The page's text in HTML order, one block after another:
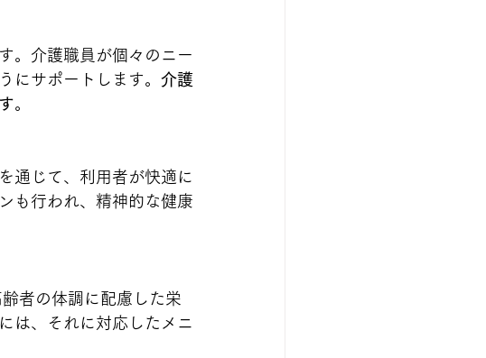
。介護職員が個々のニー
にサポートします。 介護
。
通じて、利用者が快適に
も行われ、精神的な健康
者の体調に配慮した栄
は、それに対応したメニ